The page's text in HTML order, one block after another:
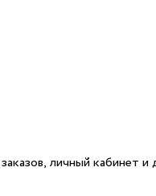
личный кабинет